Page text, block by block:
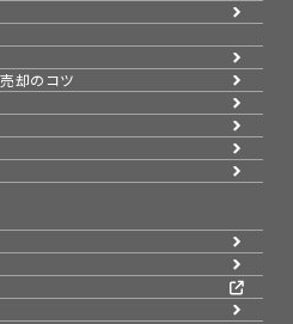
却のコツ